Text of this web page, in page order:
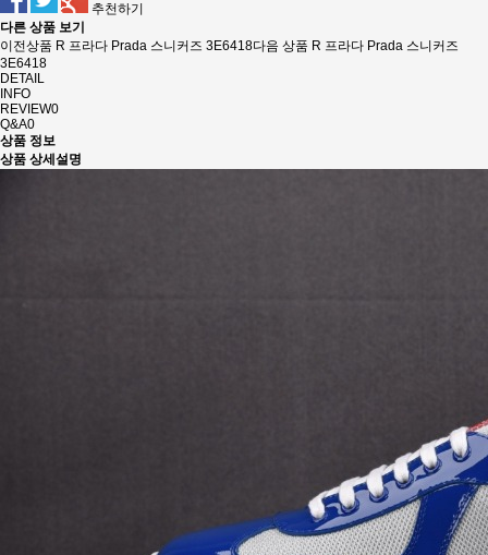
추천하기
다른 상품 보기
이전상품 R 프라다 Prada 스니커즈 3E6418다음 상품 R 프라다 Prada 스니커즈
3E6418
DETAIL
INFO
REVIEW0
Q&A0
상품 정보
상품 상세설명